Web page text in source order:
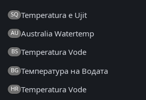
SQ Temperatura e Ujit
AU Australia Watertemp
BS Temperatura Vode
BG Температура на Водата
HR Temperatura Vode